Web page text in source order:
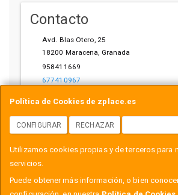
Política de Cookies de zplace.es
CONFIGURAR RECHAZAR
Utilizamos cookies propias y de terceros para
servicios.
Puede obtener más información, o bien
Contacto
Avd. Blas Otero, 25
18200 Maracena, Granada
958411669
677410967
Horario
L-V: 10:00-14:00, 17:00-21:00